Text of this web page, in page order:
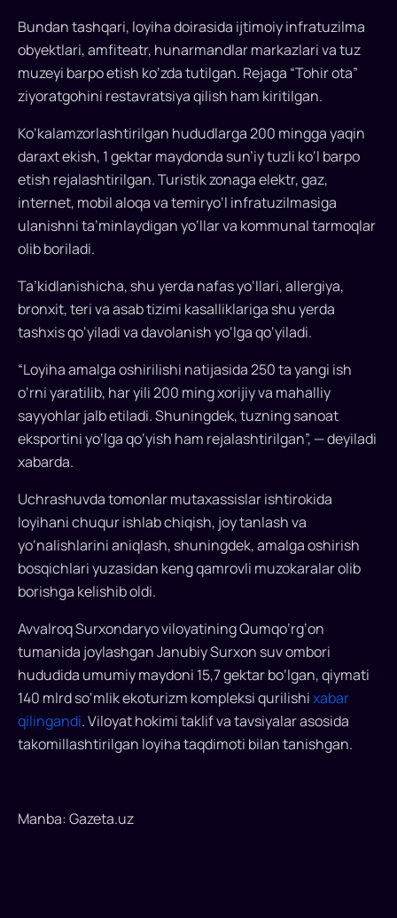
g‘orida
eko
tibbiy
kompleksini
quradi.
mln
dollarlik
loyiha
tuzli
vannalar,
sog‘lomlashtirish
modulli
mehmonxonalar,
qolaversa,
tuzni
olish,
qayta
ishlash
qadoqlash
tashkil
etiladi...
Bundan tashqari, loyiha doirasida ijtimoiy infratuzilma
obyektlari, amfiteatr, hunarmandlar markazlari va tuz
muzeyi barpo etish ko‘zda tutilgan. Rejaga “Tohir ota”
ziyoratgohini restavratsiya qilish ham kiritilgan.
Ko‘kalamzorlashtirilgan hududlarga 200 mingga yaqin
daraxt ekish, 1 gektar maydonda sun’iy tuzli ko‘l barpo
etish rejalashtirilgan. Turistik zonaga elektr, gaz,
internet, mobil aloqa va temiryo‘l infratuzilmasiga
ulanishni ta’minlaydigan yo‘llar va kommunal tarmoqlar
olib boriladi.
Ta’kidlanishicha, shu yerda nafas yo‘llari, allergiya,
bronxit, teri va asab tizimi kasalliklariga shu yerda
tashxis qo‘yiladi va davolanish yo‘lga qo‘yiladi.
“Loyiha amalga oshirilishi natijasida 250 ta yangi ish
o‘rni yaratilib, har yili 200 ming xorijiy va mahalliy
sayyohlar jalb etiladi. Shuningdek, tuzning sanoat
eksportini yo‘lga qo‘yish ham rejalashtirilgan”, — deyiladi
xabarda.
Uchrashuvda tomonlar mutaxassislar ishtirokida
loyihani chuqur ishlab chiqish, joy tanlash va
yo‘nalishlarini aniqlash, shuningdek, amalga oshirish
bosqichlari yuzasidan keng qamrovli muzokaralar olib
borishga kelishib oldi.
Avvalroq Surxondaryo viloyatining Qumqo‘rg‘on
tumanida joylashgan Janubiy Surxon suv ombori
hududida umumiy maydoni 15,7 gektar bo‘lgan, qiymati
140 mlrd so‘mlik ekoturizm kompleksi qurilishixabar
qilingandi. Viloyat hokimi taklif va tavsiyalar asosida
takomillashtirilgan loyiha taqdimoti bilan tanishgan.
Manba: Gazeta.uz